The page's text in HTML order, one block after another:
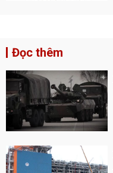
Đọc thêm